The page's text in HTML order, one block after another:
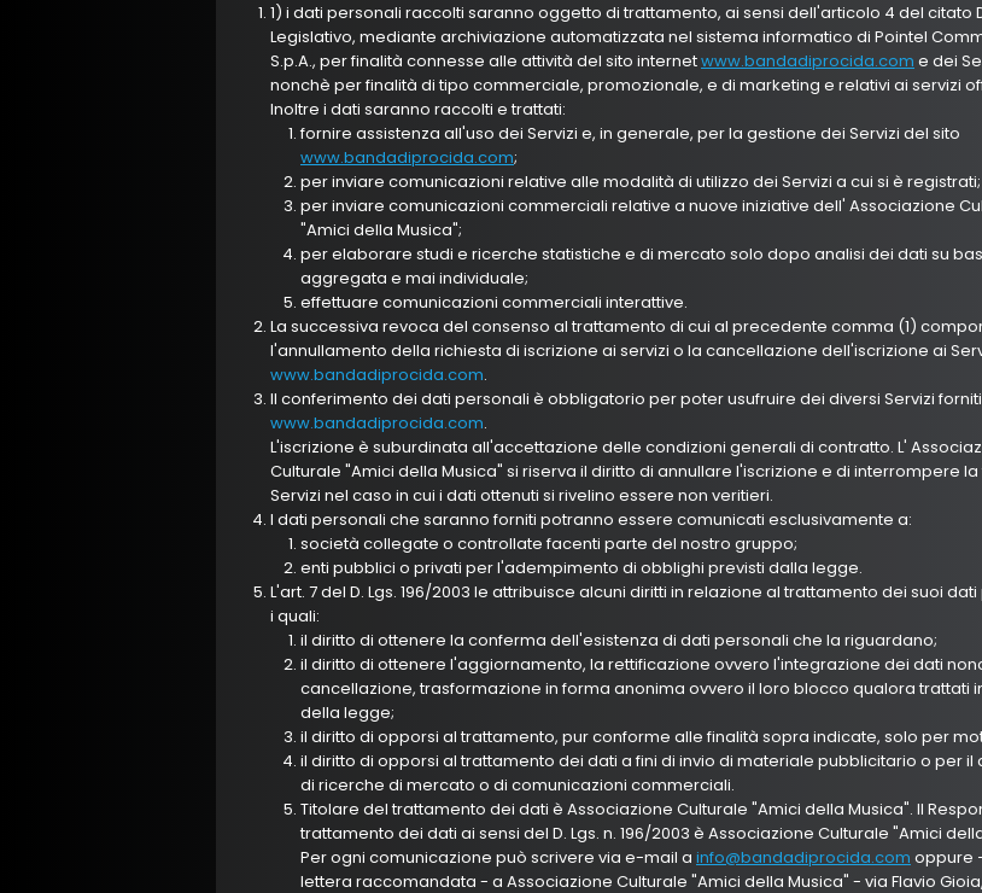
1) i dati personali raccolti saranno oggetto di trattamento, ai sensi dell'articolo 4 del citato
Legislativo, mediante archiviazione automatizzata nel sistema informatico di Pointel
S.p.A., per finalità connesse alle attività del sito internetwww.bandadiprocida.com e dei
nonchè per finalità di tipo commerciale, promozionale, e di marketing e relativi ai servizi
Inoltre i dati saranno raccolti e trattati:
fornire assistenza all'uso dei Servizi e, in generale, per la gestione dei Servizi del sito
www.bandadiprocida.com;
per inviare comunicazioni relative alle modalità di utilizzo dei Servizi a cui si è registrati;
per inviare comunicazioni commerciali relative a nuove iniziative dell' Associazione
"Amici della Musica";
per elaborare studi e ricerche statistiche e di mercato solo dopo analisi dei dati su
aggregata e mai individuale;
effettuare comunicazioni commerciali interattive.
La successiva revoca del consenso al trattamento di cui al precedente comma (1)
l'annullamento della richiesta di iscrizione ai servizi o la cancellazione dell'iscrizione ai
www.bandadiprocida.com.
Il conferimento dei dati personali è obbligatorio per poter usufruire dei diversi Servizi
www.bandadiprocida.com.
L'iscrizione è suburdinata all'accettazione delle condizioni generali di contratto. L'
Culturale "Amici della Musica" si riserva il diritto di annullare l'iscrizione e di interrompere
Servizi nel caso in cui i dati ottenuti si rivelino essere non veritieri.
I dati personali che saranno forniti potranno essere comunicati esclusivamente a:
società collegate o controllate facenti parte del nostro gruppo;
enti pubblici o privati per l'adempimento di obblighi previsti dalla legge.
L'art. 7 del D. Lgs. 196/2003 le attribuisce alcuni diritti in relazione al trattamento dei suoi
i quali:
il diritto di ottenere la conferma dell'esistenza di dati personali che la riguardano;
il diritto di ottenere l'aggiornamento, la rettificazione ovvero l'integrazione dei dati
cancellazione, trasformazione in forma anonima ovvero il loro blocco qualora trattati
della legge;
il diritto di opporsi al trattamento, pur conforme alle finalità sopra indicate, solo per
il diritto di opporsi al trattamento dei dati a fini di invio di materiale pubblicitario o per
di ricerche di mercato o di comunicazioni commerciali.
Titolare del trattamento dei dati è Associazione Culturale "Amici della Musica". Il
trattamento dei dati ai sensi del D. Lgs. n. 196/2003 è Associazione Culturale "Amici
Per ogni comunicazione può scrivere via e-mail a info@bandadiprocida.com oppure
lettera raccomandata - a Associazione Culturale "Amici della Musica" - via Flavio